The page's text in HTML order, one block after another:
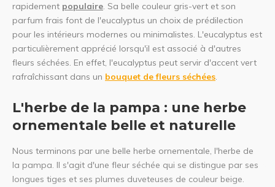
rapidement populaire. Sa belle couleur gris-vert et son
parfum frais font de l'eucalyptus un choix de prédilection
pour les intérieurs modernes ou minimalistes. L'eucalyptus est
particulièrement apprécié lorsqu'il est associé à d'autres
fleurs séchées. En effet, l'eucalyptus peut servir d'accent vert
rafraîchissant dans un bouquet de fleurs séchées.
L'herbe de la pampa : une herbe
ornementale belle et naturelle
Nous terminons par une belle herbe ornementale, l'herbe de
la pampa. Il s'agit d'une fleur séchée qui se distingue par ses
longues tiges et ses plumes duveteuses de couleur beige.